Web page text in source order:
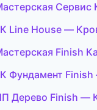
Line House —
Finish
Фундамент
Дерево Finish —